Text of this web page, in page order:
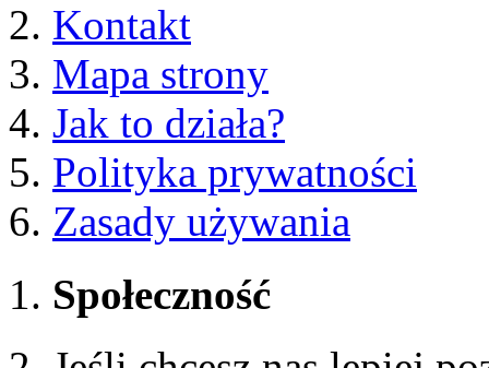
Kontakt
Mapa strony
Jak to działa?
Polityka prywatności
Zasady używania
Społeczność